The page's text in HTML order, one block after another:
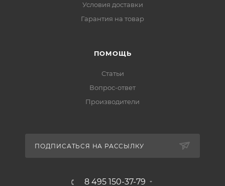
Условия доставки
Гарантия на товар
ПОМОЩЬ
Статьи
Вопрос-ответ
Производители
ПОДПИСАТЬСЯ НА РАССЫЛКУ
8 495 150-37-79